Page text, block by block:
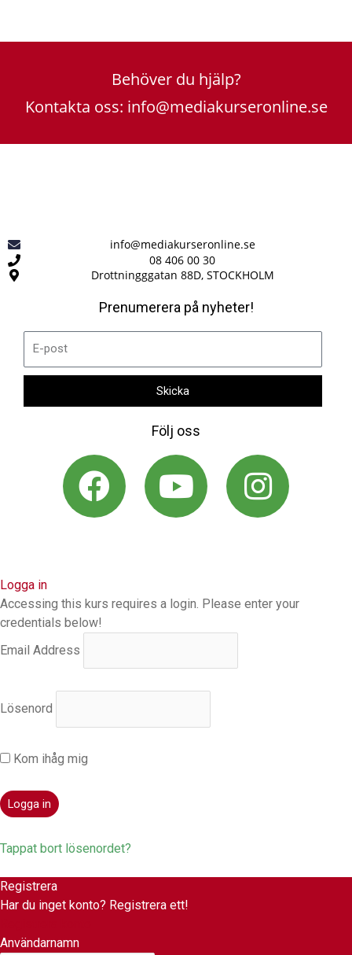
Behöver du hjälp?
Kontakta oss: info@mediakurseronline.se
info@mediakurseronline.se
08 406 00 30
Drottningggatan 88D, STOCKHOLM
Prenumerera på nyheter!
post
Skicka
Följ oss
F
a
b
o
o
k
Y
o
u
b
e
I
n
a
Logga in
Accessing this kurs requires a login. Please enter your
credentials below!
Email Address
Lösenord
Kom ihåg mig
Tappat bort lösenordet?
Registrera
Har du inget konto? Registrera ett!
Användarnamn